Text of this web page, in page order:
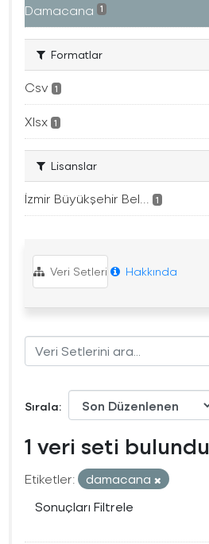
Damacana 1
Formatlar
Csv 1
Xlsx 1
Lisanslar
İzmir Büyükşehir Bel... 1
Veri Setleri Hakkında
Sırala
1 veri seti bulundu
Etiketler:
damacana
Sonuçları Filtrele